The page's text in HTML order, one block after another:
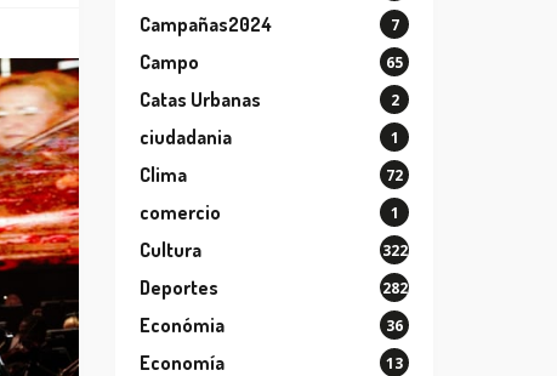
Campañas2024 7
Campo 65
Catas Urbanas 2
ciudadania 1
Clima 72
comercio 1
Cultura 322
Deportes 282
Económia 36
Economía 13